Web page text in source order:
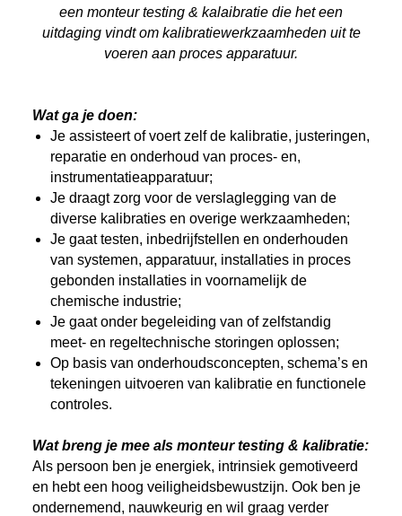
een monteur testing & kalaibratie die het een
uitdaging vindt om kalibratiewerkzaamheden uit te
voeren aan proces apparatuur.
Wat ga je doen:
Je assisteert of voert zelf de kalibratie, justeringen,
reparatie en onderhoud van proces- en,
instrumentatieapparatuur;
Je draagt zorg voor de verslaglegging van de
diverse kalibraties en overige werkzaamheden;
Je gaat testen, inbedrijfstellen en onderhouden
van systemen, apparatuur, installaties in proces
gebonden installaties in voornamelijk de
chemische industrie;
Je gaat onder begeleiding van of zelfstandig
meet- en regeltechnische storingen oplossen;
Op basis van onderhoudsconcepten, schema’s en
tekeningen uitvoeren van kalibratie en functionele
controles.
Wat breng je mee als monteur testing & kalibratie:
Als persoon ben je energiek, intrinsiek gemotiveerd
en hebt een hoog veiligheidsbewustzijn. Ook ben je
ondernemend, nauwkeurig en wil graag verder